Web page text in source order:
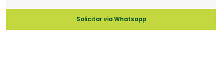
Solicitar via Whatsapp